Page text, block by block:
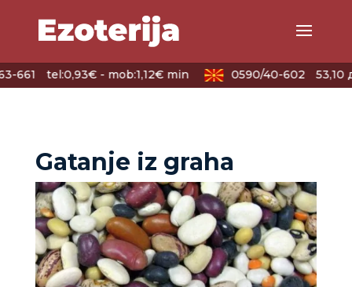
661 tel:0,93€ - mob:1,12€ min 0590/40-602 53,10
Gatanje iz graha